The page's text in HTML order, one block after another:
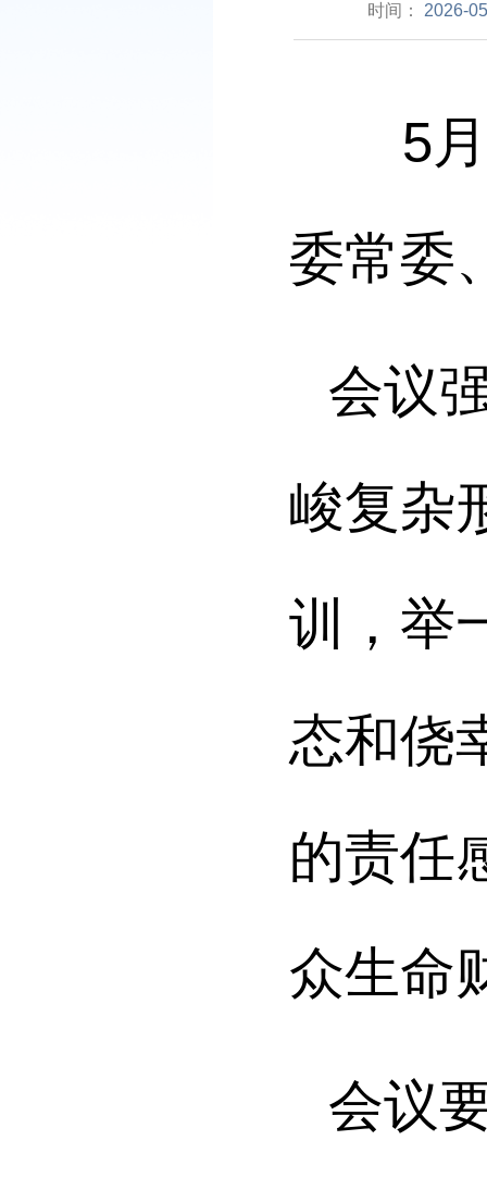
时间： 2026-
5月
委常委
会议
峻复杂
训，举
态和侥
的责任
众生命
会议